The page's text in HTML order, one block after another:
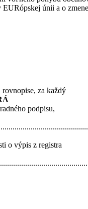
únii a o
za každý
podpisu,
o výpis z registra